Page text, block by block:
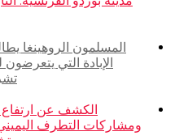
المسلمون الروهينغا
الإبادة التي
تشرين
الكشف عن ارتفاع
ومشاركات التطرف اليميني